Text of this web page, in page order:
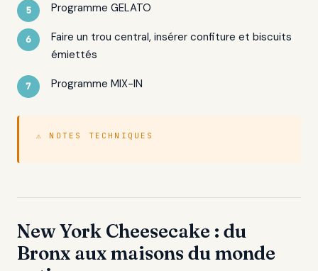
Programme GELATO
Faire un trou central, insérer confiture et biscuits
émiettés
Programme MIX-IN
⚠ NOTES TECHNIQUES
New York Cheesecake : du
Bronx aux maisons du monde